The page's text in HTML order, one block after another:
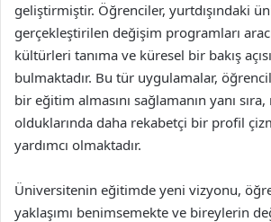
geliştirmiştir. Öğrenciler, yurtdışındaki
gerçekleştirilen değişim programları
kültürleri tanıma ve küresel bir bakış
bulmaktadır. Bu tür uygulamalar,
bir eğitim almasını sağlamanın yanı
olduklarında daha rekabetçi bir profil
yardımcı olmaktadır.
Üniversitenin eğitimde yeni vizyonu,
yaklaşımı benimsemekte ve bireylerin